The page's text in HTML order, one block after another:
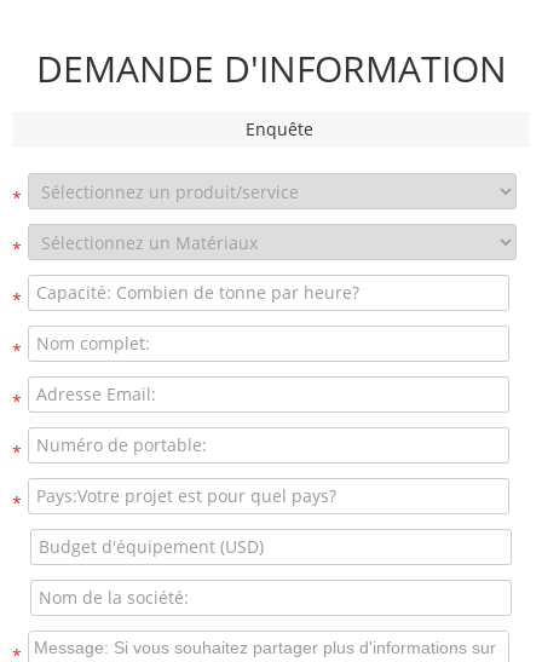
DEMANDE D'INFORMATION
Enquête
*
*
*
*
*
*
*
*